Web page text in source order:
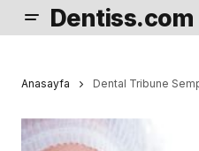
Dentiss.com
Anasayfa Dental Tribune